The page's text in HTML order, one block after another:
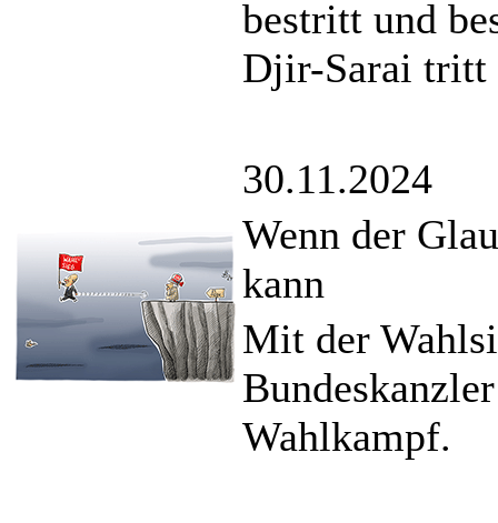
bestritt und
Djir-Sarai tritt
30.11.2024
Wenn der
kann
Mit der
Wahlkampf.